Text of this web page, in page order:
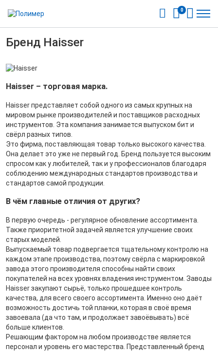
0
Бренд Haisser
Haisser – торговая марка.
Haisser представляет собой одного из самых крупных на
мировом рынке производителей и поставщиков расходных
инструментов. Эта компания занимается выпуском бит и
свёрл разных типов.
Это фирма, поставляющая товар только высокого качества.
Она делает это уже не первый год. Бренд пользуется высоким
спросом как у любителей, так и у профессионалов благодаря
соблюдению международных стандартов производства и
стандартов самой продукции.
В чём главные отличия от других?
В первую очередь - регулярное обновление ассортимента.
Также приоритетной задачей является улучшение своих
старых моделей.
Выпускаемый товар подвергается тщательному контролю на
каждом этапе производства, поэтому свёрла с маркировкой
завода этого производителя способны найти своих
покупателей на всех уровнях владения инструментом. Заводы
Haisser закупают сырьё, только прошедшее контроль
качества, для всего своего ассортимента. Именно оно даёт
возможность достичь той планки, которая в своё время
завоевала (да что там, и продолжает завоёвывать) всё
больше клиентов.
Решающим фактором на любом производстве является
персонал и уровень его мастерства. Представленный бренд